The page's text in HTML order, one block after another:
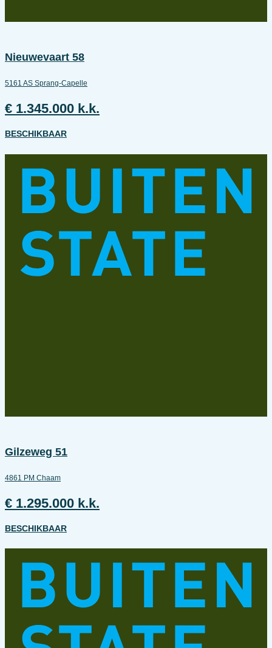
Nieuwevaart 58
5161 AS Sprang-Capelle
€ 1.345.000 k.k.
BESCHIKBAAR
Gilzeweg 51
4861 PM Chaam
€ 1.295.000 k.k.
BESCHIKBAAR